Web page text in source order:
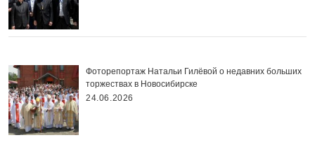
Фоторепортаж Натальи Гилёвой о недавних больших
торжествах в Новосибирске
24.06.2026